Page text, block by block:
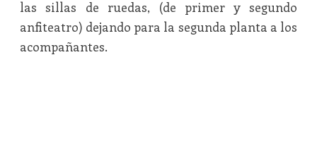
las sillas de ruedas, (de primer y segundo
anfiteatro) dejando para la segunda planta a los
acompañantes.